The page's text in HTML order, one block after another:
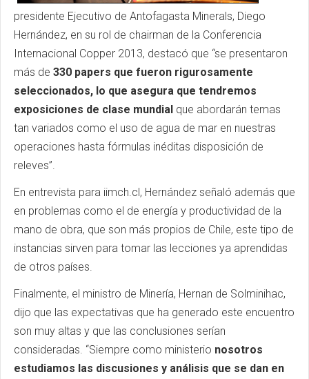
presidente Ejecutivo de Antofagasta Minerals, Diego
Hernández, en su rol de chairman de la Conferencia
Internacional Copper 2013, destacó que “se presentaron
más de 330 papers que fueron rigurosamente
seleccionados, lo que asegura que tendremos
exposiciones de clase mundial que abordarán temas
tan variados como el uso de agua de mar en nuestras
operaciones hasta fórmulas inéditas disposición de
releves”.
En entrevista para iimch.cl, Hernández señaló además que
en problemas como el de energía y productividad de la
mano de obra, que son más propios de Chile, este tipo de
instancias sirven para tomar las lecciones ya aprendidas
de otros países.
Finalmente, el ministro de Minería, Hernan de Solminihac,
dijo que las expectativas que ha generado este encuentro
son muy altas y que las conclusiones serían
consideradas. “Siempre como ministerio nosotros
estudiamos las discusiones y análisis que se dan en